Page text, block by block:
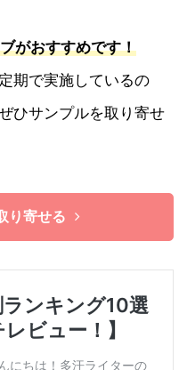
がおすすめです！
期で実施しているの
ひサンプルを取り寄せ
り寄せる